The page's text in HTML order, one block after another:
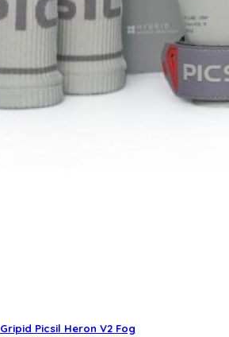
Gripid Picsil Heron V2 Fog